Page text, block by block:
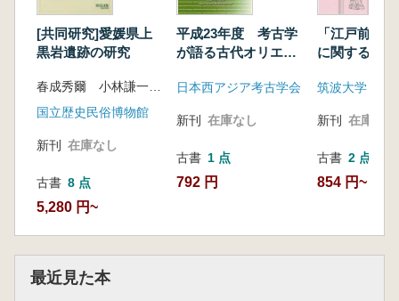
下宅部遺跡の編組製品および素材束の素材から
みた縄文時代の植物利用
【論文】
下宅部遺跡出土編組製品と素材束の素材同定
【研究ノート】
渋谷綾子 縄文土器付着植物遺体と石器の残存
デンプン粒分析からみた東京都下宅部遺跡の植
物利用
【調査研究活動報告】
第3部 縄支時代の植物利用に関する基礎的研
[共同研究]愛媛県上
黒岩遺跡の研究
春成秀爾 小林謙一 編
国立歴史民俗博物館
新刊 在庫なし
古書 8 点
5,280 円~
平成23年度 考古学
が語る古代オリエン
日本西アジア考古学会
新刊 在庫なし
古書 1 点
792 円
「江戸前期
に関する研
新刊 在庫なし
古書 2 点
854 円~
最近見た本